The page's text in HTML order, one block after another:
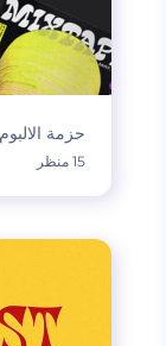
حزمة
15 منظر